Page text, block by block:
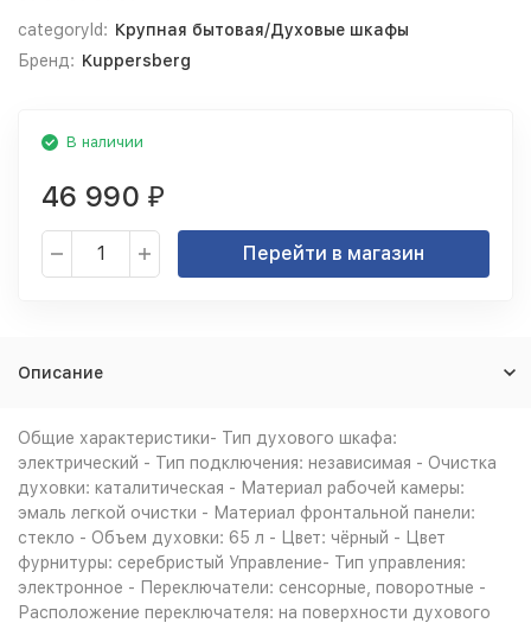
categoryId: Крупная бытовая/Духовые шкафы
Бренд: Kuppersberg
В наличии
46 990 ₽
Перейти в магазин
Описание
Общие характеристики- Тип духового шкафа:
электрический - Тип подключения: независимая - Очистка
духовки: каталитическая - Материал рабочей камеры:
эмаль легкой очистки - Материал фронтальной панели:
стекло - Объем духовки: 65 л - Цвет: чёрный - Цвет
фурнитуры: серебристый Управление- Тип управления:
электронное - Переключатели: сенсорные, поворотные -
Расположение переключателя: на поверхности духового